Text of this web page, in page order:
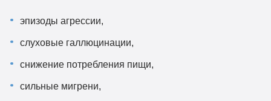
эпизоды агрессии,
слуховые галлюцинации,
снижение потребления пищи,
сильные мигрени,